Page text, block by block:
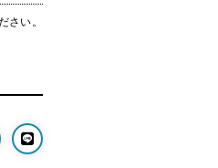
さい。